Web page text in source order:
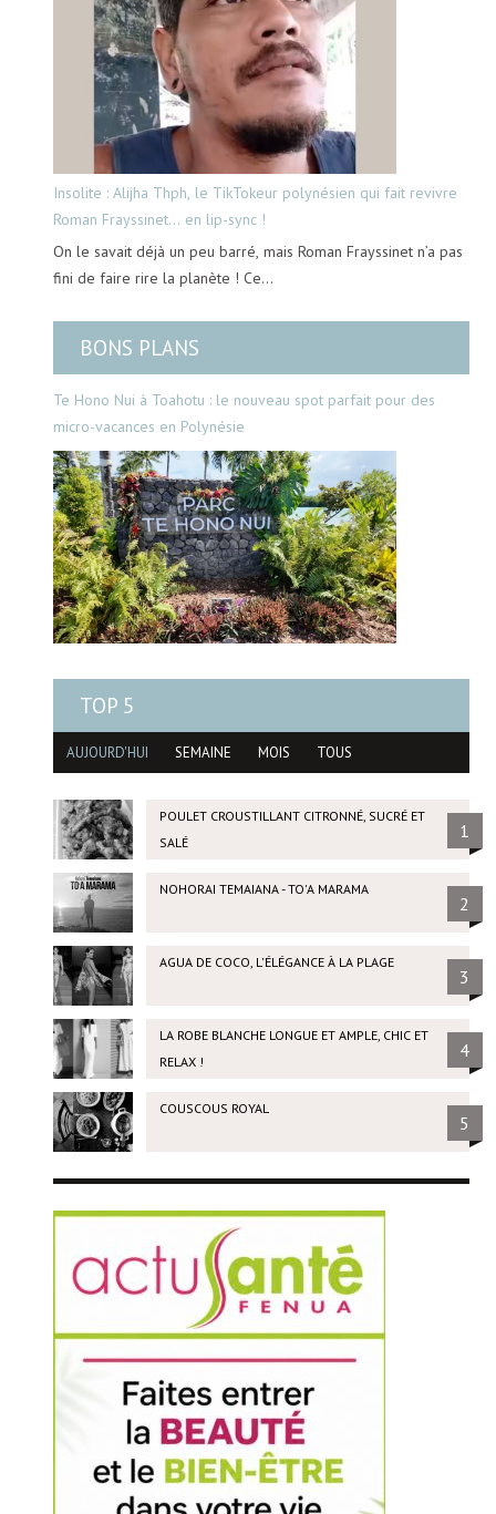
Insolite : Alijha Thph, le TikTokeur polynésien qui fait revivre
Roman Frayssinet… en lip-sync !
On le savait déjà un peu barré, mais Roman Frayssinet n’a pas
fini de faire rire la planète ! Ce…
BONS PLANS
Te Hono Nui à Toahotu : le nouveau spot parfait pour des
micro-vacances en Polynésie
TOP 5
AUJOURD'HUI SEMAINE MOIS TOUS
POULET CROUSTILLANT CITRONNÉ, SUCRÉ ET
SALÉ
1
NOHORAI TEMAIANA - TO'A MARAMA
2
AGUA DE COCO, L'ÉLÉGANCE À LA PLAGE
3
LA ROBE BLANCHE LONGUE ET AMPLE, CHIC ET
RELAX !
4
COUSCOUS ROYAL
5